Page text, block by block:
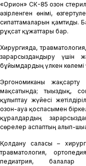
«Орион» СК-85 озон
әзірленген өнімі,
сипаттамаларын қамтиды.
рұқсат құжаттары бар.
Хирургияда,
зарарсыздандыру үшін
бұйымдардың үлкен көлемі
Эргономиканы жақсарту
мақсатында; тығыздық,
құлыптау жүйесі
озон-ауа қоспасымен
құралдардың
сөрелер аспаптың алып-
Қолдану саласы –
травматология,
педиатрия, балалар